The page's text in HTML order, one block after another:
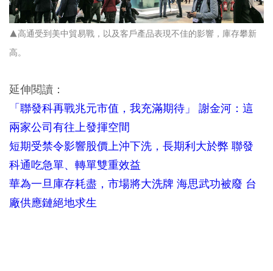
▲高通受到美中貿易戰，以及客戶產品表現不佳的影響，庫存攀新
高。
延伸閱讀：
「聯發科再戰兆元市值，我充滿期待」 謝金河：這
兩家公司有往上發揮空間
短期受禁令影響股價上沖下洗，長期利大於弊 聯發
科通吃急單、轉單雙重效益
華為一旦庫存耗盡，市場將大洗牌 海思武功被廢 台
廠供應鏈絕地求生